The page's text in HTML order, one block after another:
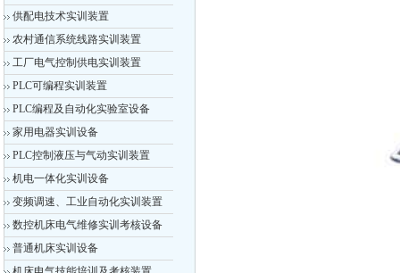
供配电技术实训装置
农村通信系统线路实训装置
工厂电气控制供电实训装置
PLC可编程实训装置
PLC编程及自动化实验室设备
家用电器实训设备
PLC控制液压与气动实训装置
机电一体化实训设备
变频调速、工业自动化实训装置
数控机床电气维修实训考核设备
普通机床实训设备